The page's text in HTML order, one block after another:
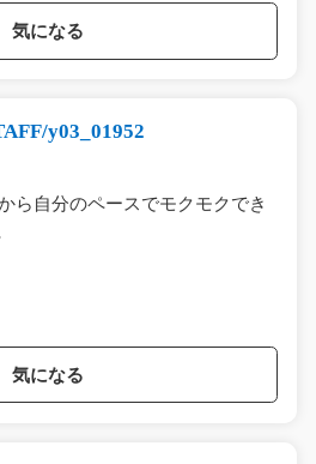
気になる
y03_01952
ら自分のペースでモクモクでき
気になる